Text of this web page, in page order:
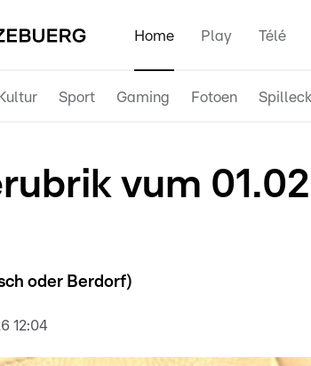
Home Play Télé
Kultur Sport Gaming Fotoen Spilleck
vum
oder Berdorf)
12:04